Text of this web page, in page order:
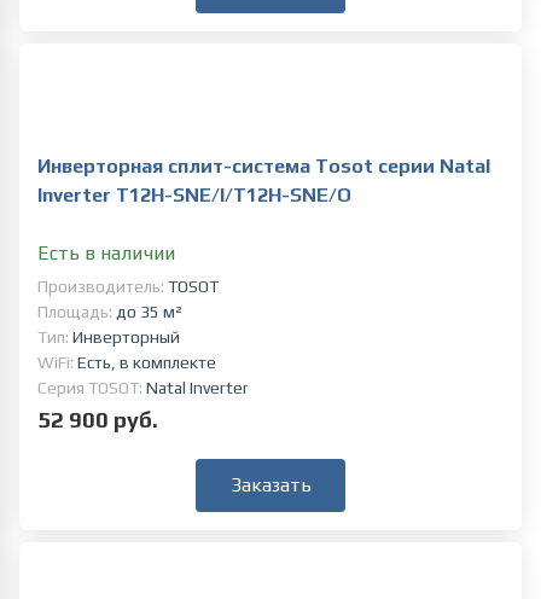
Инверторная сплит-система Tosot серии Natal
Inverter T12H-SNE/I/T12H-SNE/O
Есть в наличии
Производитель: TOSOT
Площадь: до 35 м²
Тип: Инверторный
WiFi: Есть, в комплекте
Серия TOSOT: Natal Inverter
52 900 руб.
Заказать